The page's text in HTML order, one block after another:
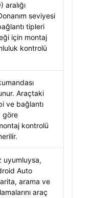
aralığı
seviyesi
tipleri
için montaj
kontrolü
Araçtaki
ve bağlantı
göre
kontrolü
uyumluysa,
Auto
arama ve
araç